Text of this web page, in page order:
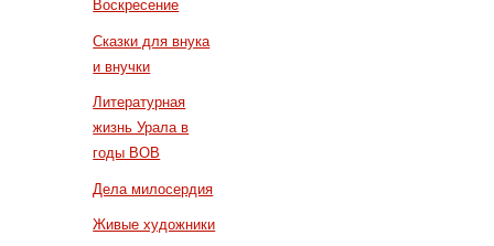
Воскресение
Сказки для внука
и внучки
Литературная
жизнь Урала в
годы ВОВ
Дела милосердия
Живые художники